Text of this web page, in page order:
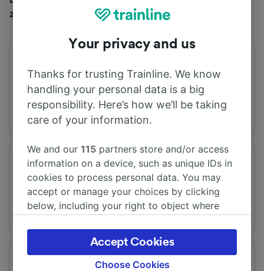
zarezerwujesz z wyprzedzeniem.
04:48
21:15
Stacja odjazdu
Londyn
Stacja przyjazdu
Aberdeen
Czas podróży
Your privacy and us
Thanks for trusting Trainline. We know
handling your personal data is a big
responsibility. Here’s how we’ll be taking
care of your information.
We and our115 partners store and/or access
information on a device, such as unique IDs in
cookies to process personal data. You may
accept or manage your choices by clicking
below, including your right to object where
the privacy policy page. These choices will be
signaled to our partners and will not affect
browsing data. Your data will not be used for
Choose Cookies
Accept Cookies